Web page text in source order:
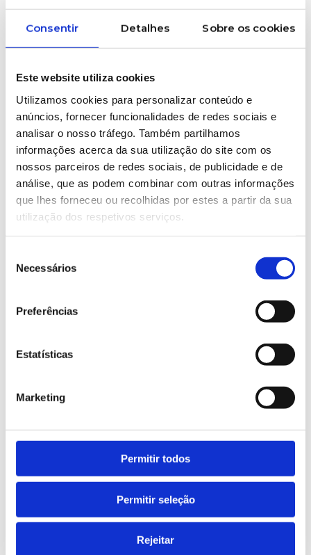
Consentir Detalhes Sobre os cookies
Este website utiliza cookies
Utilizamos cookies para personalizar conteúdo e
anúncios, fornecer funcionalidades de redes sociais e
analisar o nosso tráfego. Também partilhamos
informações acerca da sua utilização do site com os
nossos parceiros de redes sociais, de publicidade e de
análise, que as podem combinar com outras informações
que lhes forneceu ou recolhidas por estes a partir da sua
utilização dos respetivos serviços.
Necessários
Preferências
Estatísticas
Marketing
Permitir todos
Permitir seleção
Rejeitar
sensors, continuous monitoring and technical
diagnostics help anticipate failures before they
impact production 🔍
At Ruy de Lacerda, both Industrial Maintenance
business units, allowing a close technical
connection between different industrial areas
🏭
This integrated vision makes it possible to
combine knowledge, experience and
technology, creating more efficient, sustainable
and tailored solutions for the real needs of
industrial production. Because, very often, the
difference between producing and producing
stability, quality and operational continuity ⚡📦
FB LN
Pesquisar